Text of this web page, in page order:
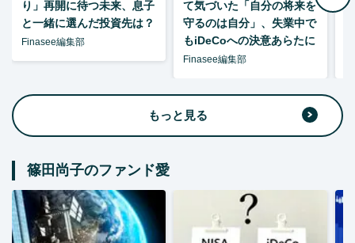
り」再開に待つ未来、息子
と一緒に選んだ投資先は？
Finasee編集部
て気づいた「自分の将来を
守るのは自分」、失業中で
もiDeCoへの決意あらたに
Finasee編集部
もっと見る
篠田尚子のファンド愛